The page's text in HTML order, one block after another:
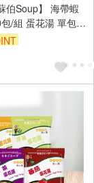
伯Soup】 海帶蝦
/組 蛋花湯 單包 3
食 速食湯 沖泡湯
素食